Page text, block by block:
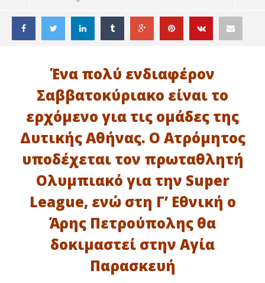
ΔΙΑΒΑΖΕΤΕ ΤΩΡΑ
ΤΟ ΣΑΒΒΑΤΟΚΥΡΙΑΚΟ ΠΟΥ ΕΡΧΕΤΑΙ ΣΤΗΝ
ΠΟΔΟΣΦΑΙΡΙΚΗ ΔΥΤΙΚΗ ΑΘΗΝΑ
Ένα πολύ ενδιαφέρον
Σαββατοκύριακο είναι το
ερχόμενο για τις ομάδες της
Δυτικής Αθήνας. Ο Ατρόμητος
υποδέχεται τον πρωταθλητή
Ολυμπιακό για την Super
League, ενώ στη Γ’ Εθνική ο
Άρης Πετρούπολης θα
δοκιμαστεί στην Αγία
Παρασκευή